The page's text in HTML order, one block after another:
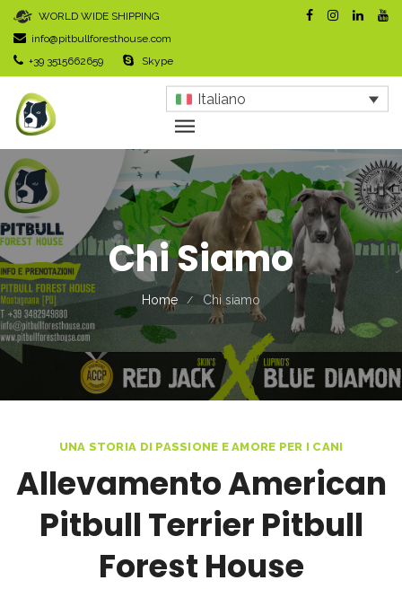
WORLD WIDE SHIPPING
info@pitbullforesthouse.com
+39 3515662659
Skype
Italiano
Chi Siamo
Home Chi siamo
UNA STORIA DI PASSIONE E AMORE PER I CANI
Allevamento American
Pitbull Terrier Pitbull
Forest House